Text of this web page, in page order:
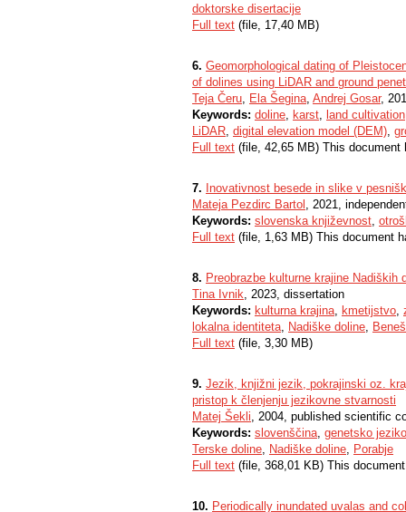
doktorske disertacije
Full text (file, 17,40 MB)
6. Geomorphological dating of
of dolines using LiDAR and ground
Teja Čeru, Ela Šegina, Andrej Gosar,
Keywords: doline, karst, land cultivation
LiDAR, digital elevation model (DEM),
Full text (file, 42,65 MB) This
7. Inovativnost besede in slike v
Mateja Pezdirc Bartol , 2021,
Keywords: slovenska književnost,
Full text (file, 1,63 MB) This document
8. Preobrazbe kulturne krajine Nadiških
Tina Ivnik, 2023, dissertation
Keywords: kulturna krajina, kmetijstvo,
lokalna identiteta, Nadiške doline,
Full text (file, 3,30 MB)
9. Jezik, knjižni jezik, pokrajinski oz.
pristop k členjenju jezikovne stvarnosti
Matej Šekli, 2004, published scientific
Keywords: slovenščina, genetsko
Terske doline, Nadiške doline, Porabje
Full text (file, 368,01 KB) This
10. Periodically inundated uvalas and